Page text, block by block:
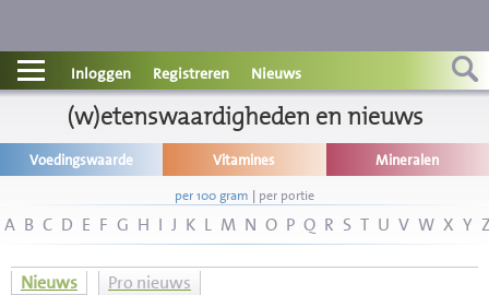
Contact
Informatie
Disclaimer
Inloggen Registreren Nieuws
(w)etenswaardigheden en nieuws
Voedingswaarde Vitamines Mineralen
per 100 gram | per portie
A B C D E F G H I J K L M N O P Q R S T U V W X Y
Nieuws Pro nieuws